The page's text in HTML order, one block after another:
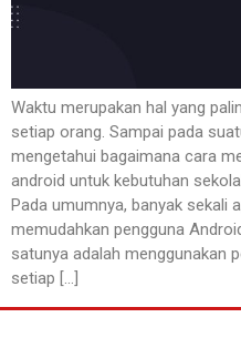
Waktu merupakan hal yang
setiap orang. Sampai pada
mengetahui bagaimana cara
android untuk kebutuhan
Pada umumnya, banyak sekali
memudahkan pengguna
satunya adalah menggunakan
setiap […]